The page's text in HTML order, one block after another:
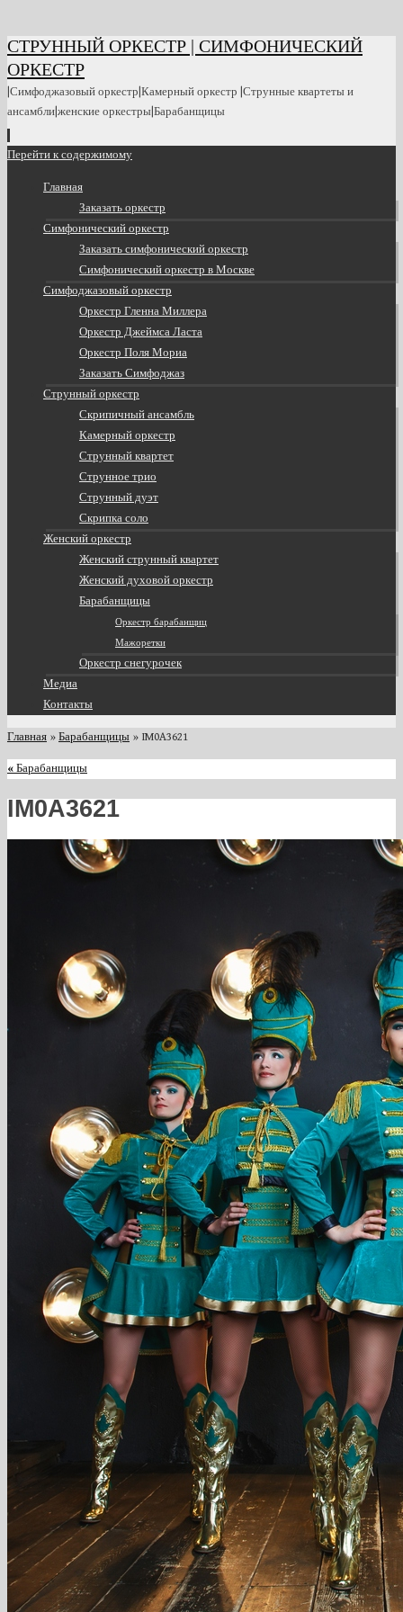
СТРУННЫЙ ОРКЕСТР | СИМФОНИЧЕСКИЙ
ОРКЕСТР
|Симфоджазовый оркестр|Камерный оркестр |Струнные квартеты и
ансамбли|женские оркестры|Барабанщицы
Перейти к содержимому
Главная
Заказать оркестр
Симфонический оркестр
Заказать симфонический оркестр
Симфонический оркестр в Москве
Симфоджазовый оркестр
Оркестр Гленна Миллера
Оркестр Джеймса Ласта
Оркестр Поля Мориа
Заказать Симфоджаз
Струнный оркестр
Скрипичный ансамбль
Камерный оркестр
Струнный квартет
Струнное трио
Струнный дуэт
Скрипка соло
Женский оркестр
Женский струнный квартет
Женский духовой оркестр
Барабанщицы
Оркестр барабанщиц
Мажоретки
Оркестр снегурочек
Медиа
Контакты
Главная » Барабанщицы » IM0A3621
« Барабанщицы
IM0A3621